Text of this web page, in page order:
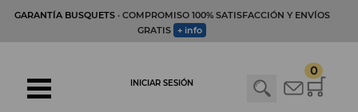
GARANTÍA BUSQUETS· COMPROMISO 100% SATISFACCIÓN Y ENVÍOS
GRATIS + info
0
INICIAR SESIÓN